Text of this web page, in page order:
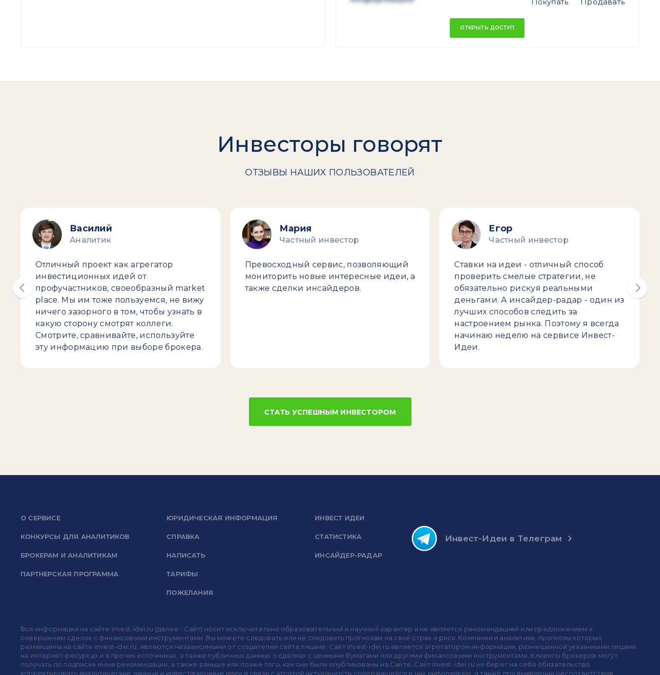
ОТКРЫТЬ ДОСТУП
Инвесторы говорят
ОТЗЫВЫ НАШИХ ПОЛЬЗОВАТЕЛЕЙ
Василий
Аналитик
Отличный проект как агрегатор
инвестиционных идей от
профучастников, своеобразный market
place. Мы им тоже пользуемся, не вижу
ничего зазорного в том, чтобы узнать в
какую сторону смотрят коллеги.
Смотрите, сравнивайте, используйте
эту информацию при выборе брокера.
Мария
Частный инвестор
Превосходный сервис, позволяющий
мониторить новые интересные идеи, а
также сделки инсайдеров.
Егор
Частный инвестор
Ставки на идеи - отличный способ
проверить смелые стратегии, не
обязательно рискуя реальными
деньгами. А инсайдер-радар - один из
лучших способов следить за
настроением рынка. Поэтому я всегда
начинаю неделю на сервисе Инвест-
Идеи.
СТАТЬ УСПЕШНЫМ ИНВЕСТОРОМ
Инвест-Идеи в Телеграм
О СЕРВИСЕ
КОНКУРСЫ ДЛЯ АНАЛИТИКОВ
БРОКЕРАМ И АНАЛИТИКАМ
ПАРТНЕРСКАЯ ПРОГРАММА
ЮРИДИЧЕСКАЯ ИНФОРМАЦИЯ
СПРАВКА
НАПИСАТЬ
ТАРИФЫ
ПОЖЕЛАНИЯ
ИНВЕСТ ИДЕИ
СТАТИСТИКА
ИНСАЙДЕР-РАДАР
Вся информация на сайте invest-idei.ru (далее - Сайт) носит исключительно образовательный и научный характер и не является рекомендацией или предложением к
совершению сделок с финансовыми инструментами. Вы можете следовать или не следовать прогнозам на свой страх и риск. Компании и аналитики, прогнозы которых
размещены на сайте invest-idei.ru, являются независимыми от создателей сайта лицами. Сайт invest-idei.ru является агрегатором информации, размещенной указанными лицами
на интернет-ресурсах и в прочих источниках, а также публичных данных о сделках с ценными бумагами или другими финансовыми инструментами. Клиенты брокеров могут
получать по подписке иные рекомендации, а также раньше или позже того, как они были опубликованы на Сайте. Сайт invest-idei.ru не берет на себя обязательство
корректировать аналитические данные и инвестиционные идеи в связи с утратой актуальности содержащейся в них информации, а также при выявлении несоответствия